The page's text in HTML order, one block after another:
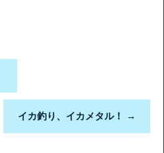
イカ釣り、イカメタル！ →